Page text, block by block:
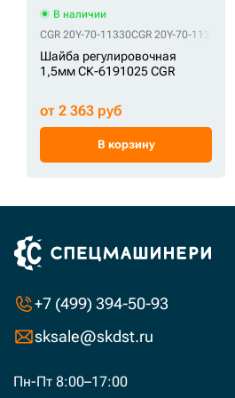
В наличии
CGR 20Y-70-11330CGR 20Y-70-11330-HP
Шайба регулировочная
1,5мм СК-6191025 CGR
от 2 363 руб
В корзину
+7 (499) 394-50-93
sksale@skdst.ru
Пн-Пт 8:00–17:00